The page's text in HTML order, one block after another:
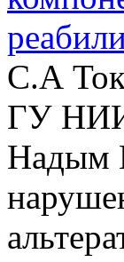
С.А
ГУ НИИ
Надым